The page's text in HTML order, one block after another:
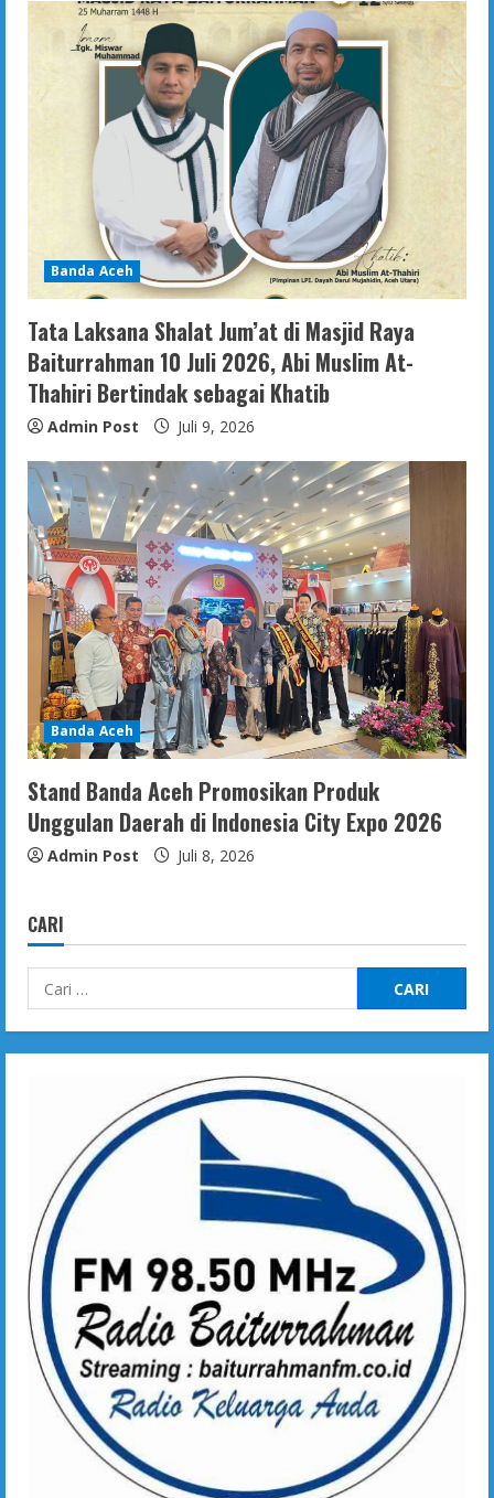
Banda Aceh
Tata Laksana Shalat Jum’at di Masjid Raya
Baiturrahman 10 Juli 2026, Abi Muslim At-
Thahiri Bertindak sebagai Khatib
Admin Post Juli 9, 2026
Banda Aceh
Stand Banda Aceh Promosikan Produk
Unggulan Daerah di Indonesia City Expo 2026
Admin Post Juli 8, 2026
CARI
Cari
untuk: